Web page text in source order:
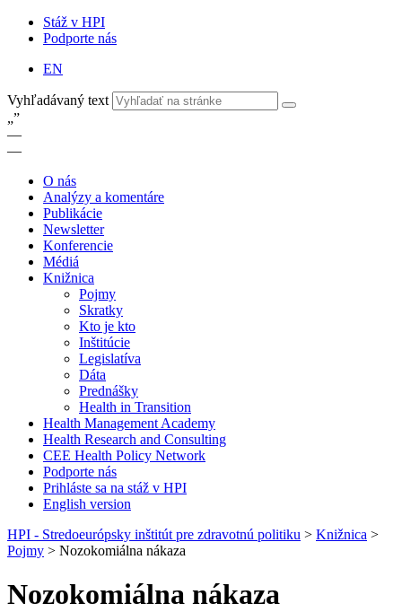
Stáž v HPI
Podporte nás
EN
Vyhľadávaný text
„”
—
—
O nás
Analýzy a komentáre
Publikácie
Newsletter
Konferencie
Médiá
Knižnica
Pojmy
Skratky
Kto je kto
Inštitúcie
Legislatíva
Dáta
Prednášky
Health in Transition
Health Management Academy
Health Research and Consulting
CEE Health Policy Network
Podporte nás
Prihláste sa na stáž v HPI
English version
HPI - Stredoeurópsky inštitút pre zdravotnú politiku > Knižnica >
Pojmy > Nozokomiálna nákaza
Nozokomiálna nákaza